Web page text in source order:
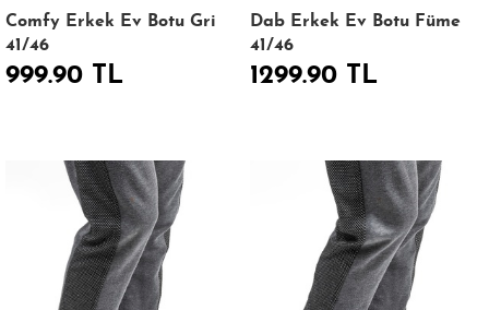
Comfy Erkek Ev Botu Gri
41/46
999.90 TL
Dab Erkek Ev Botu Füme
41/46
1299.90 TL